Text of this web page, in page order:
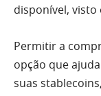
disponível, visto
Permitir a
opção que
suas